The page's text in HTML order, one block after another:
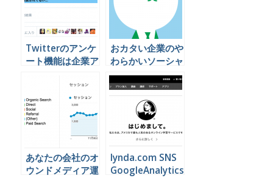
Twitterのアンケ
ート機能は企業ア
うといいと思うん
やけど
おカタい企業のや
わらかいソーシャ
ルメディア活用事
例
あなたの会社のオ
ウンドメディア運
lynda.com SNS
GoogleAnalytics